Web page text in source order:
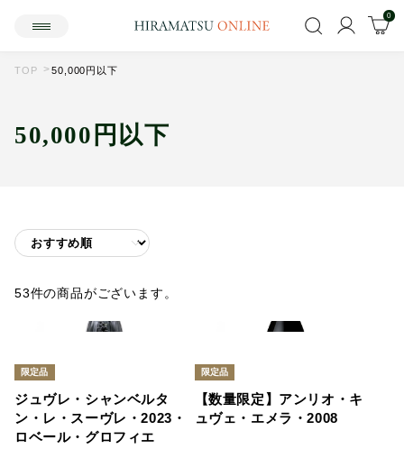
0
TOP 50,000円以下
50,000円以下
53件の商品がございます。
限定品
ジュヴレ・シャンベルタ
ン・レ・スーヴレ・2023・
ロベール・グロフィエ
限定品
【数量限定】アンリオ・キ
ュヴェ・エメラ・2008